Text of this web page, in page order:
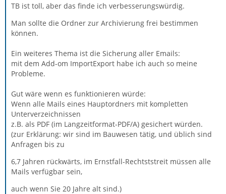
TB ist toll, aber das finde ich verbesserungswürdig.
Man sollte die Ordner zur Archivierung frei bestimmen
können.
Ein weiteres Thema ist die Sicherung aller Emails:
mit dem Add-om ImportExport habe ich auch so meine
Probleme.
Gut wäre wenn es funktionieren würde:
Wenn alle Mails eines Hauptordners mit kompletten
Unterverzeichnissen
z.B. als PDF (im Langzeitformat-PDF/A) gesichert würden.
(zur Erklärung: wir sind im Bauwesen tätig, und üblich sind
Anfragen bis zu
6,7 Jahren rückwärts, im Ernstfall-Rechtststreit müssen alle
Mails verfügbar sein,
auch wenn Sie 20 Jahre alt sind.)